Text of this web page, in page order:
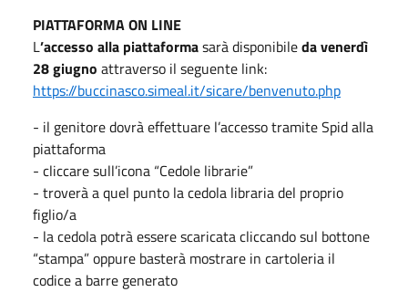
PIATTAFORMA ON LINE
L’accesso alla piattaformasarà disponibileda venerdì
28 giugno attraverso il seguente link:
https://buccinasco.simeal.it/sicare/benvenuto.php
- il genitore dovrà effettuare l’accesso tramite Spid alla
piattaforma
- cliccare sull’icona “Cedole librarie”
- troverà a quel punto la cedola libraria del proprio
figlio/a
- la cedola potrà essere scaricata cliccando sul bottone
“stampa” oppure basterà mostrare in cartoleria il
codice a barre generato